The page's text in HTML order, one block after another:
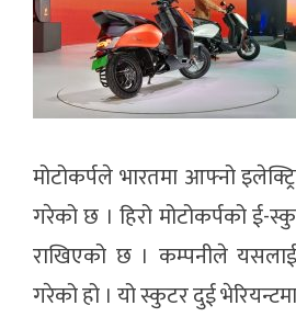
मोटोकर्पले भारतमा आफ्नो
गरेको छ । हिरो मोटोकर्पको ई-
राखिएको छ । कम्पनीले
गरेको हो । यो स्कुटर दुई